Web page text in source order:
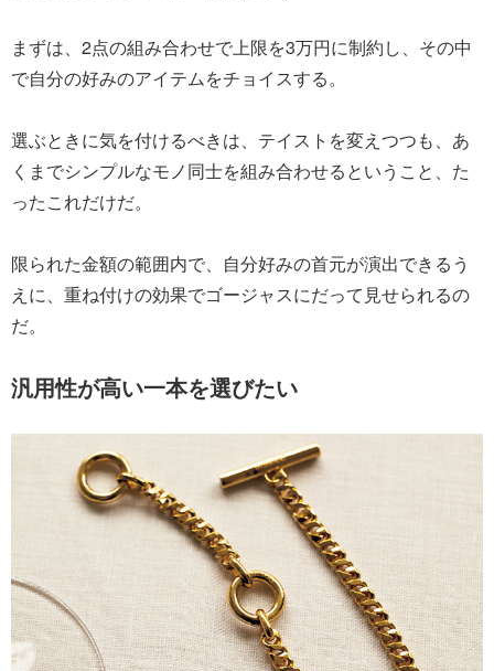
まずは、2点の組み合わせで上限を3万円に制約し、その中
で自分の好みのアイテムをチョイスする。
選ぶときに気を付けるべきは、テイストを変えつつも、あ
くまでシンプルなモノ同士を組み合わせるということ、た
ったこれだけだ。
限られた金額の範囲内で、自分好みの首元が演出できるう
えに、重ね付けの効果でゴージャスにだって見せられるの
だ。
汎用性が高い一本を選びたい